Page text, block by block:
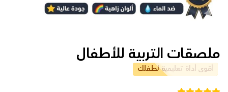
ملصقات التربية للأطفال
أقوى أداة تعليمية لطفلك